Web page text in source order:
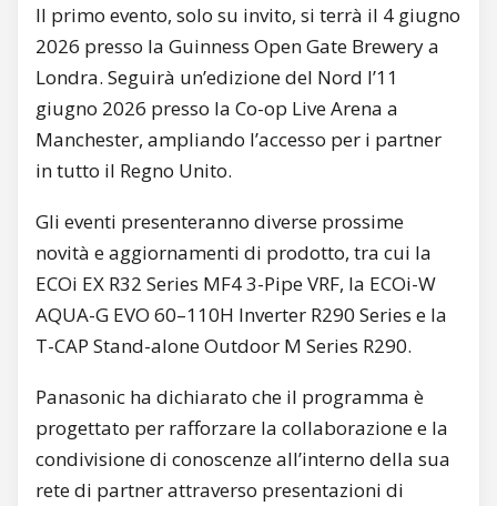
Il primo evento, solo su invito, si terrà il 4 giugno
2026 presso la Guinness Open Gate Brewery a
Londra. Seguirà un’edizione del Nord l’11
giugno 2026 presso la Co-op Live Arena a
Manchester, ampliando l’accesso per i partner
in tutto il Regno Unito.
Gli eventi presenteranno diverse prossime
novità e aggiornamenti di prodotto, tra cui la
ECOi EX R32 Series MF4 3-Pipe VRF, la ECOi-W
AQUA-G EVO 60–110H Inverter R290 Series e la
T-CAP Stand-alone Outdoor M Series R290.
Panasonic ha dichiarato che il programma è
progettato per rafforzare la collaborazione e la
condivisione di conoscenze all’interno della sua
rete di partner attraverso presentazioni di